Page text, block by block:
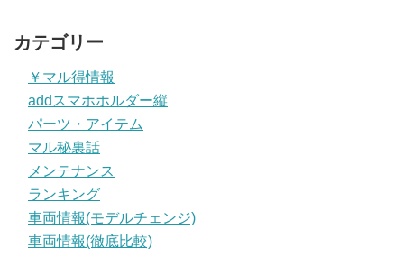
カテゴリー
￥マル得情報
addスマホホルダー縦
パーツ・アイテム
マル秘裏話
メンテナンス
ランキング
車両情報(モデルチェンジ)
車両情報(徹底比較)